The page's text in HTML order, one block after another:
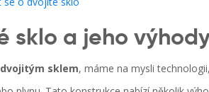
sklo a jeho
dvojitým sklem, máme na mysli